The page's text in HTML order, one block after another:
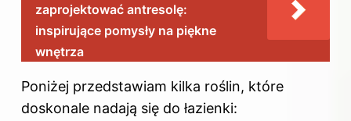
zaprojektować antresolę:
inspirujące pomysły na piękne
wnętrza
Poniżej przedstawiam kilka roślin, które
doskonale nadają się do łazienki: